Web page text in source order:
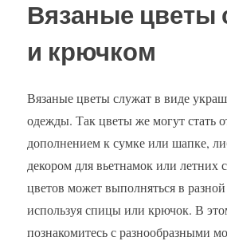
Вязаные цветы
и крючком
Вязаные цветы служат в виде
одежды. Так цветы же могут стать
дополнением к сумке или шапке,
декором для вьетнамок или летних
цветов может выполняться в
используя спицы или крючок. В
познакомитесь с разнообразными